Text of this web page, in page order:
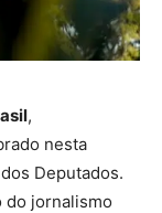
,
nesta
Deputados.
do jornalismo